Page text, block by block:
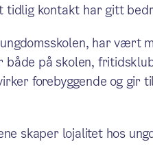
tidlig kontakt har gitt
har vært
både på skolen,
forebyggende og
skaper lojalitet hos